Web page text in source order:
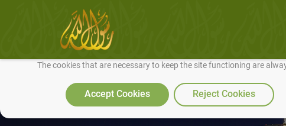
We use cookies to make our site work well for you and so we can
The cookies that are necessary to keep the site functioning are
Accept Cookies Reject Cookies